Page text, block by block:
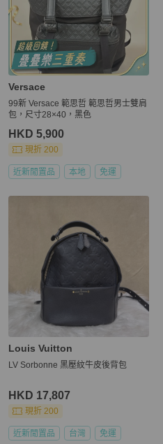
Versace
99新 Versace 範思哲 範思哲男士雙肩
包，尺寸28×40，黑色
HKD 5,900
現折 200
近新閒置品 本地 免運
Louis Vuitton
LV Sorbonne 黑壓紋牛皮後背包
HKD 17,807
現折 200
近新閒置品 台灣 免運